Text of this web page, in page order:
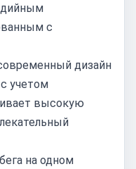
с
дизайн
учетом
высокую
на одном